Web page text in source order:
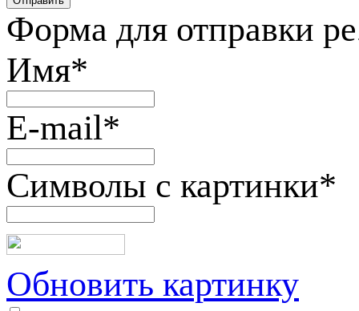
Форма для отправки
Имя*
E-mail*
Символы с картинки*
Обновить картинку